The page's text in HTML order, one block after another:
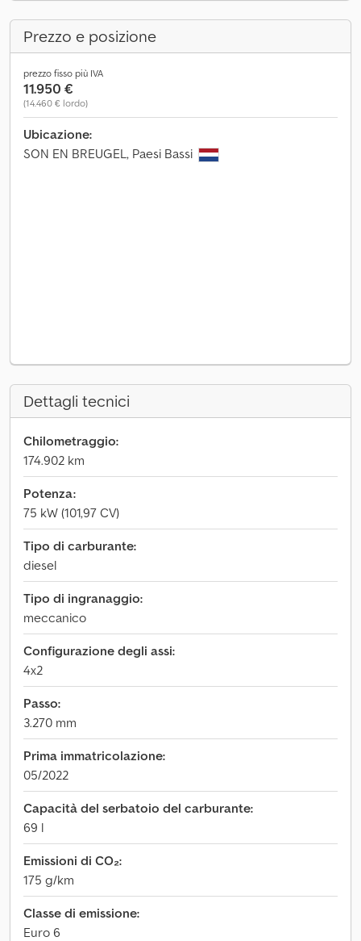
Prezzo e posizione
prezzo fisso più IVA
11.950 €
(14.460 € lordo)
Ubicazione:
SON EN BREUGEL, Paesi Bassi
Dettagli tecnici
Chilometraggio:
174.902 km
Potenza:
75 kW (101,97 CV)
Tipo di carburante:
diesel
Tipo di ingranaggio:
meccanico
Configurazione degli assi:
4x2
Passo:
3.270 mm
Prima immatricolazione:
05/2022
Capacità del serbatoio del carburante:
69 l
Emissioni di CO₂:
175 g/km
Classe di emissione:
Euro 6